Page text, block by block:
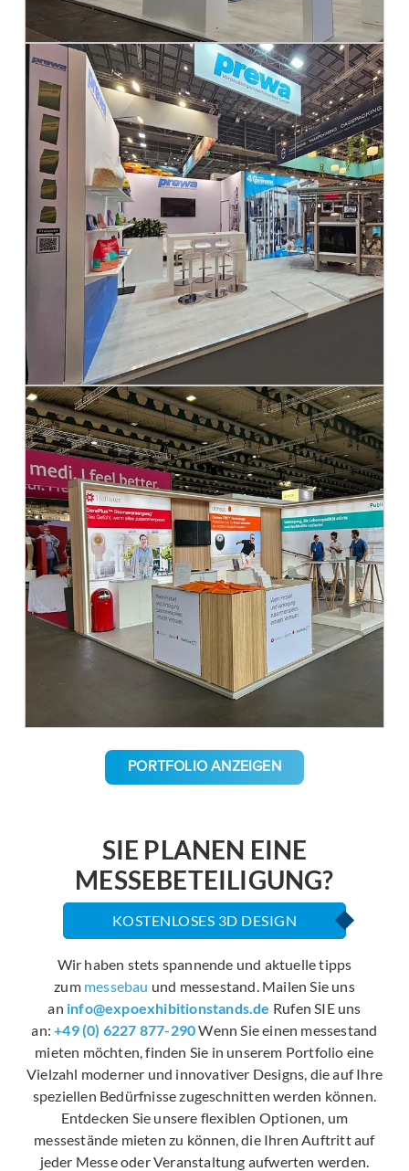
PORTFOLIO ANZEIGEN
SIE PLANEN EINE
MESSEBETEILIGUNG?
KOSTENLOSES 3D DESIGN
Wir haben stets spannende und aktuelle tipps
zum messebau und messestand. Mailen Sie uns
an info@expoexhibitionstands.de Rufen SIE uns
an:+49 (0) 6227 877-290Wenn Sie einen messestand
mieten möchten, finden Sie in unserem Portfolio eine
Vielzahl moderner und innovativer Designs, die auf Ihre
speziellen Bedürfnisse zugeschnitten werden können.
Entdecken Sie unsere flexiblen Optionen, um
messestände mieten zu können, die Ihren Auftritt auf
jeder Messe oder Veranstaltung aufwerten werden.